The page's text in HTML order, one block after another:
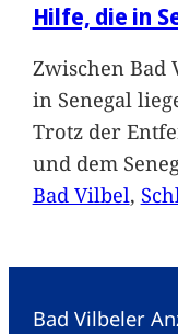
Hilfe, die in
Zwischen
in Senegal
Trotz der
und dem
Bad Vilbel,
Bad Vilbeler